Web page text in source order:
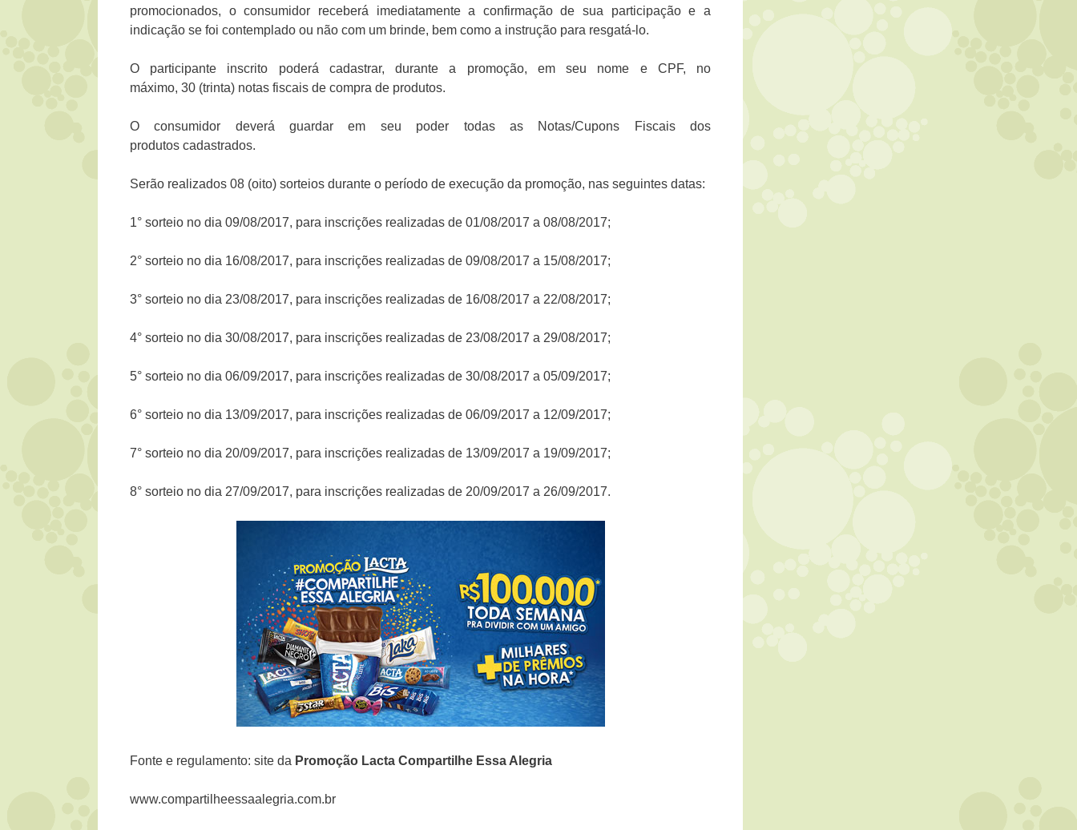
promocionados, o consumidor receberá imediatamente a confirmação de sua participação e a
indicação se foi contemplado ou não com um brinde, bem como a instrução para resgatá-lo.
O participante inscrito poderá cadastrar, durante a promoção, em seu nome e CPF, no
máximo, 30 (trinta) notas fiscais de compra de produtos.
O consumidor deverá guardar em seu poder todas as Notas/Cupons Fiscais dos
produtos cadastrados.
Serão realizados 08 (oito) sorteios durante o período de execução da promoção, nas seguintes datas:
1° sorteio no dia 09/08/2017, para inscrições realizadas de 01/08/2017 a 08/08/2017;
2° sorteio no dia 16/08/2017, para inscrições realizadas de 09/08/2017 a 15/08/2017;
3° sorteio no dia 23/08/2017, para inscrições realizadas de 16/08/2017 a 22/08/2017;
4° sorteio no dia 30/08/2017, para inscrições realizadas de 23/08/2017 a 29/08/2017;
5° sorteio no dia 06/09/2017, para inscrições realizadas de 30/08/2017 a 05/09/2017;
6° sorteio no dia 13/09/2017, para inscrições realizadas de 06/09/2017 a 12/09/2017;
7° sorteio no dia 20/09/2017, para inscrições realizadas de 13/09/2017 a 19/09/2017;
8° sorteio no dia 27/09/2017, para inscrições realizadas de 20/09/2017 a 26/09/2017.
Fonte e regulamento: site da Promoção Lacta Compartilhe Essa Alegria
www.compartilheessaalegria.com.br